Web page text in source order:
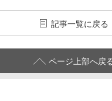
記事一覧に戻る
ページ上部へ戻